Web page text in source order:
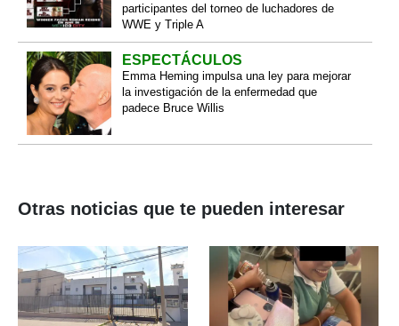
participantes del torneo de luchadores de
WWE y Triple A
ESPECTÁCULOS
Emma Heming impulsa una ley para mejorar
la investigación de la enfermedad que
padece Bruce Willis
Otras noticias que te pueden interesar